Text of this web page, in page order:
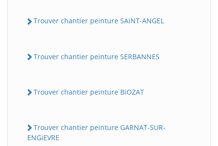
Trouver chantier peinture SAiNT-ANGEL
Trouver chantier peinture SERBANNES
Trouver chantier peinture BiOZAT
Trouver chantier peinture GARNAT-SUR-
ENGiEVRE